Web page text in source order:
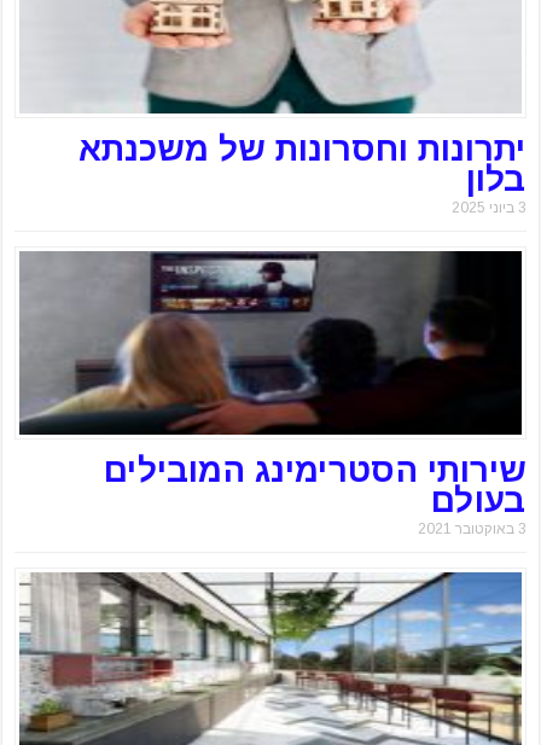
יתרונות וחסרונות של משכנתא
בלון
3 ביוני 2025
שירותי הסטרימינג המובילים
בעולם
3 באוקטובר 2021